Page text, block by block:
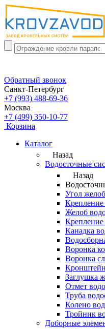
Обратный звонок
Санкт-Петербург
+7 (993) 488-69-36
Москва
+7 (499) 350-10-77
Корзина
Каталог
Назад
Водосточные
Назад
Угол
Крепление
Желоб
Крепление
Канадка
Воронка
Воронка
Заглушка
Отмет
Труба
Колено
Тройник
Доборные